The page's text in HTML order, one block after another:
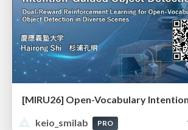
keio_smilab
PRO